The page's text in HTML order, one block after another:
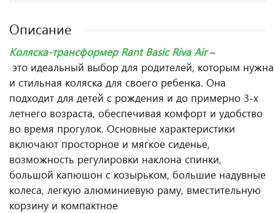
Описание
Коляска-трансформер Rant Basic Riva Air –
это идеальный выбор для родителей, которым
и стильная коляска для своего ребенка. Она
подходит для детей с рождения и до примерно 3-х
летнего возраста, обеспечивая комфорт и удобство
во время прогулок. Основные характеристики
включают просторное и мягкое сиденье,
возможность регулировки наклона спинки,
большой капюшон с козырьком, большие надувные
колеса, легкую алюминиевую раму, вместительную
корзину и компактное